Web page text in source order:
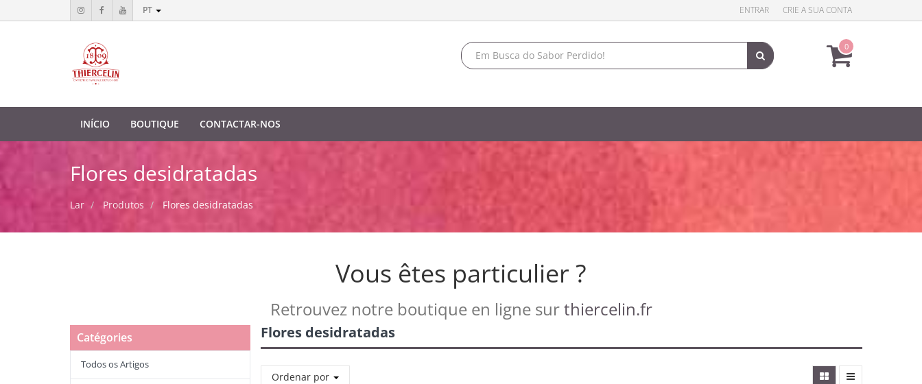
PT ENTRAR CRIE A SUA CONTA
0
INÍCIO BOUTIQUE CONTACTAR-NOS
Flores desidratadas
Lar Produtos Flores desidratadas
Vous êtes particulier ?
Retrouvez notre boutique en ligne surthiercelin.fr
Catégories
Todos os Artigos
Flores desidratadas
Ordenar por